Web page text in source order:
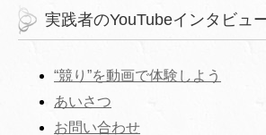
実践者のYouTubeインタビュ
“競り”を動画で体験しよう
あいさつ
お問い合わせ